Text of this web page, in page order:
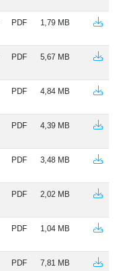
PDF 1,79 MB
PDF 5,67 MB
PDF 4,84 MB
PDF 4,39 MB
PDF 3,48 MB
PDF 2,02 MB
PDF 1,04 MB
PDF 7,81 MB